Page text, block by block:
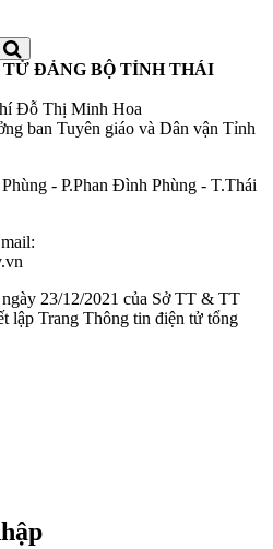
ĐẢNG BỘ TỈNH THÁI
Đỗ Thị Minh Hoa
ban Tuyên giáo và Dân vận Tỉnh
- P.Phan Đình Phùng - T.Thái
23/12/2021 của Sở TT & TT
lập Trang Thông tin điện tử tổng